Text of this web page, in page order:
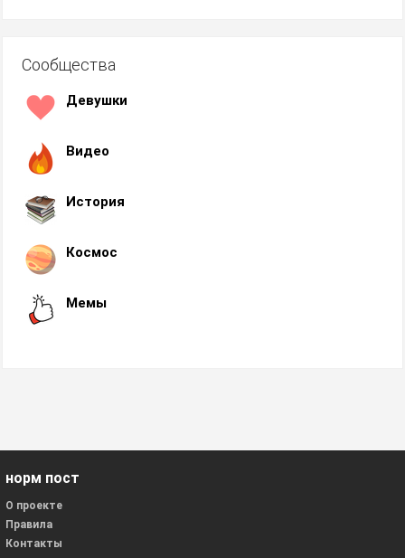
Сообщества
Девушки
Видео
История
Космос
Мемы
норм пост
О проекте
Правила
Контакты